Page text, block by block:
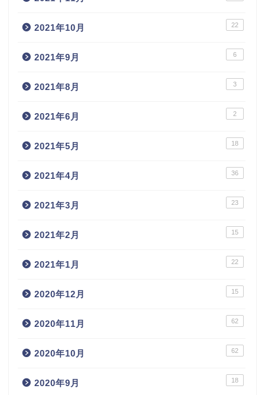
2021年10月 22
2021年9月 6
2021年8月 3
2021年6月 2
2021年5月 18
2021年4月 36
2021年3月 23
2021年2月 15
2021年1月 22
2020年12月 15
2020年11月 62
2020年10月 62
2020年9月 18